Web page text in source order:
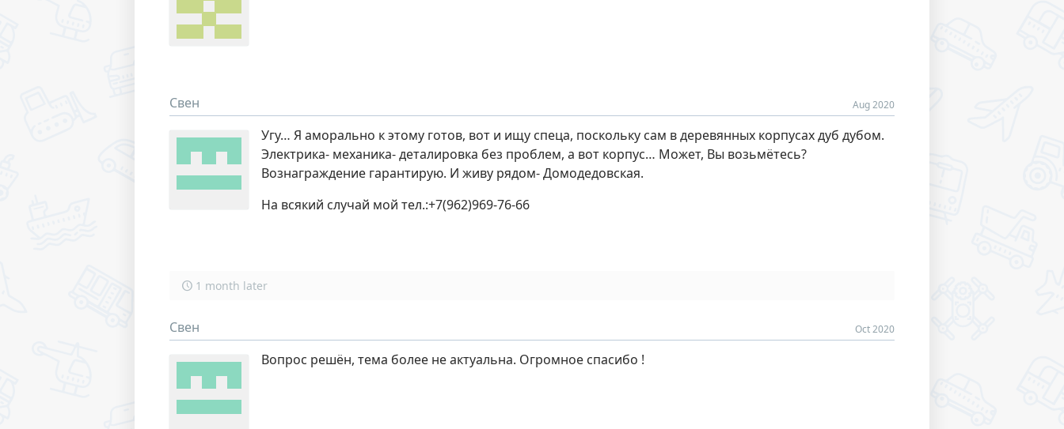
Свен Aug 2020
Угу… Я аморально к этому готов, вот и ищу спеца, поскольку сам в деревянных корпусах дуб дубом.
Электрика- механика- деталировка без проблем, а вот корпус… Может, Вы возьмётесь?
Вознаграждение гарантирую. И живу рядом- Домодедовская.
На всякий случай мой тел.:+7(962)969-76-66
1 month later
Свен Oct 2020
Вопрос решён, тема более не актуальна. Огромное спасибо !